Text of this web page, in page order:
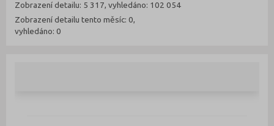
Zobrazení detailu: 5 317, vyhledáno: 102 054
Zobrazení detailu tento měsíc: 0,
vyhledáno: 0